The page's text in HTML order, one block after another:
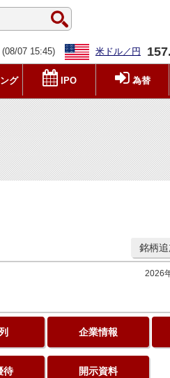
(08/07 15:45) 米ドル／円
グ IPO 為替
銘柄追
2026
企業情報
待 開示資料